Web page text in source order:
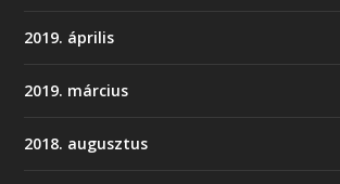
2019. április
2019. március
2018. augusztus